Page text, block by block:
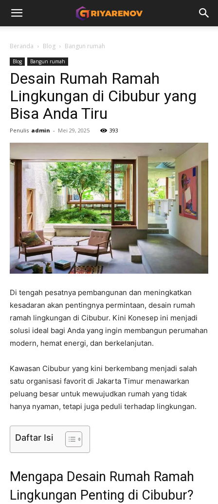
Beranda Blog Bangun rumah
Blog Bangun rumah
Desain Rumah Ramah
Lingkungan di Cibubur yang
Bisa Anda Tiru
Penulis admin - Mei 29, 2025 393
Di tengah pesatnya pembangunan dan meningkatkan
kesadaran akan pentingnya permintaan, desain rumah
ramah lingkungan di Cibubur. Kini Konesep ini menjadi
solusi ideal bagi Anda yang ingin membangun perumahan
modern, hemat energi, dan berkelanjutan.
Kawasan Cibubur yang kini berkembang menjadi salah
satu organisasi favorit di Jakarta Timur menawarkan
peluang besar untuk mewujudkan rumah yang tidak
hanya nyaman, tetapi juga peduli terhadap lingkungan.
Daftar Isi
Mengapa Desain Rumah Ramah
Lingkungan Penting di Cibubur?